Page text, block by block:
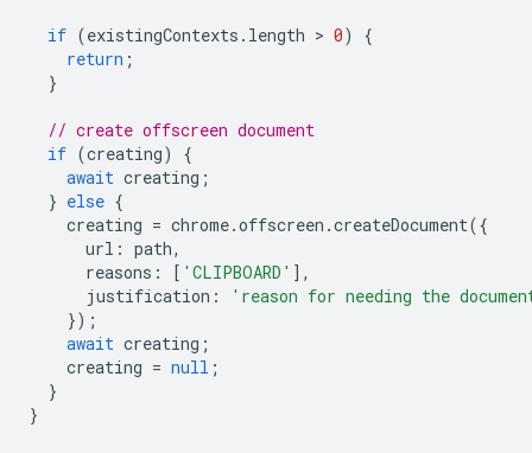
if (existingContexts . length > 0)
{
return ;
}
// create offscreen document
if (creating)
{
await creating ;
} else {
creating = chrome.offscreen .createDocument({
url : path,
reasons : [ 'CLIPBOARD' ],
justification :
'reason for needing the
});
await creating ;
creating = null ;
}
}